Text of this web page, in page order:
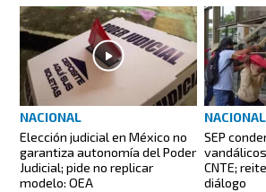
NACIONAL
Elección judicial en México no
garantiza autonomía del Poder
Judicial; pide no replicar
modelo: OEA
NACIONAL
SEP
CNTE;
diálogo